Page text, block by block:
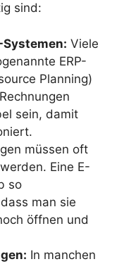
sind:
Viele
ERP-
Planning)
sein, damit
müssen oft
Eine E-
so
man sie
öffnen und
In manchen